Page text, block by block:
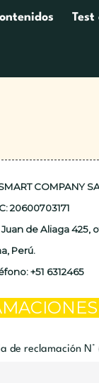
Test
COMPANY
20600703171
Juan de Aliaga 425,
Perú.
+51 6312465
de reclamación